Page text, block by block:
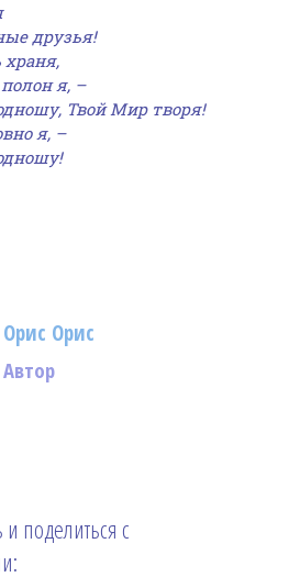
друзья!
я, –
Твой Мир творя!
я, –
Орис Орис
Автор
поделиться с